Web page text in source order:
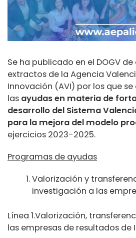
Se ha publicado en el DOGV
extractos de la Agencia
Innovación (AVI) por los que
las ayudas en materia de
desarrollo del Sistema
para la mejora del modelo
ejercicios 2023-2025.
Programas de ayudas
Valorización y
investigación a las
Línea 1.Valorización,
las empresas de resultados de